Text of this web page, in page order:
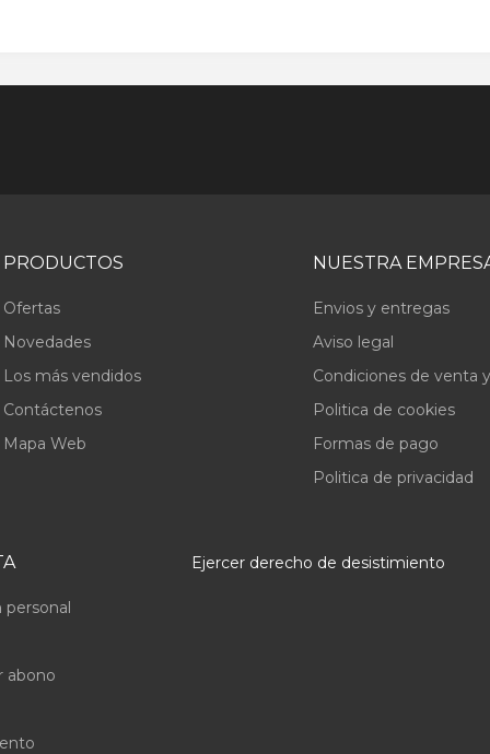
PRODUCTOS
Ofertas
Novedades
Los más vendidos
Contáctenos
Mapa Web
NUESTRA
Envios y entregas
Aviso legal
Condiciones de venta
Politica de cookies
Formas de pago
Politica de privacidad
abono
Ejercer derecho de desistimiento